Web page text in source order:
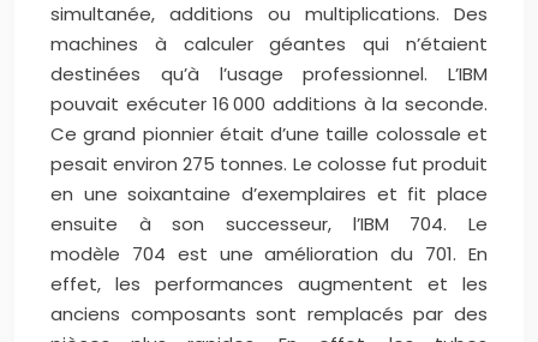
simultanée, additions ou multiplications. Des
machines à calculer géantes qui n’étaient
destinées qu’à l’usage professionnel. L’IBM
pouvait exécuter 16 000 additions à la seconde.
Ce grand pionnier était d’une taille colossale et
pesait environ 275 tonnes. Le colosse fut produit
en une soixantaine d’exemplaires et fit place
ensuite à son successeur, l’IBM 704. Le
modèle 704 est une amélioration du 701. En
effet, les performances augmentent et les
anciens composants sont remplacés par des